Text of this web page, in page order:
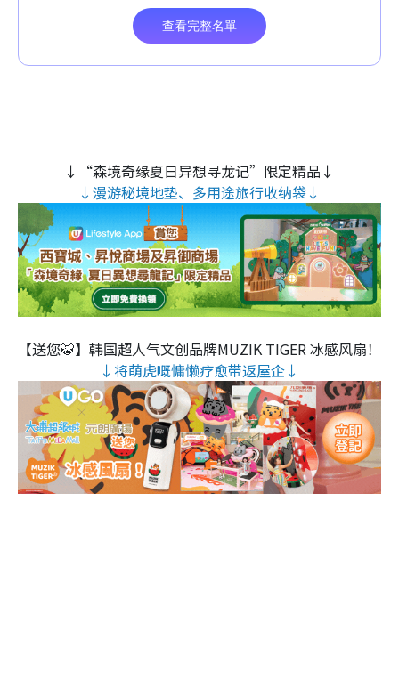
↓“森境奇缘夏日异想寻龙记”限定精品↓
↓漫游秘境地垫、多用途旅行收纳袋↓
【送您🐯】韩国超人气文创品牌MUZIK TIGER 冰感风扇！
↓将萌虎嘅慵懒疗愈带返屋企↓